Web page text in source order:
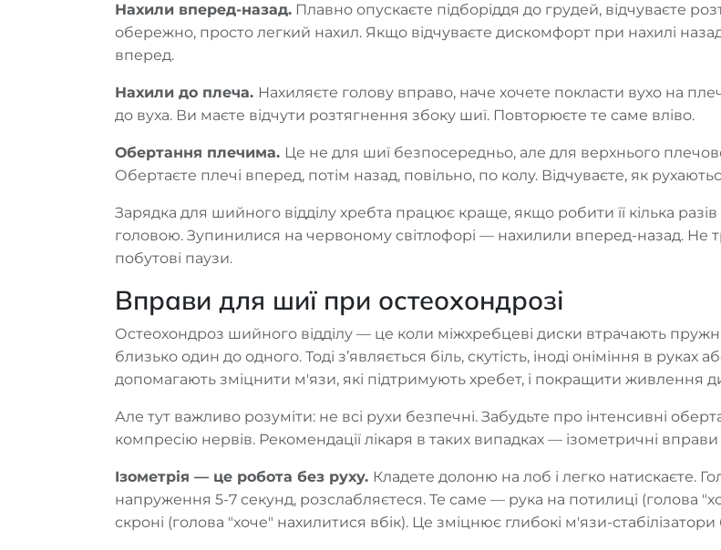
Нахили вперед-назад. Плавно опускаєте підборіддя до грудей, відчуваєте
обережно, просто легкий нахил. Якщо відчуваєте дискомфорт при нахилі
вперед.
Нахили до плеча. Нахиляєте голову вправо, наче хочете покласти вухо на
до вуха. Ви маєте відчути розтягнення збоку шиї. Повторюєте те саме вліво.
Обертання плечима. Це не для шиї безпосередньо, але для верхнього
Обертаєте плечі вперед, потім назад, повільно, по колу. Відчуваєте, як
Зарядка для шийного відділу хребта працює краще, якщо робити її кілька
головою. Зупинилися на червоному світлофорі — нахилили вперед-назад. Не
побутові паузи.
Вправи для шиї при остеохондрозі
Остеохондроз шийного відділу — це коли міжхребцеві диски втрачають
близько один до одного. Тоді з’являється біль, скутість, іноді оніміння в
допомагають зміцнити м'язи, які підтримують хребет, і покращити живлення
Але тут важливо розуміти: не всі рухи безпечні. Забудьте про інтенсивні
компресію нервів. Рекомендації лікаря в таких випадках — ізометричні
Ізометрія — це робота без руху. Кладете долоню на лоб і легко натискаєте.
напруження 5-7 секунд, розслабляєтеся. Те саме — рука на потилиці (голова
скроні (голова "хоче" нахилитися вбік). Це зміцнює глибокі м'язи-